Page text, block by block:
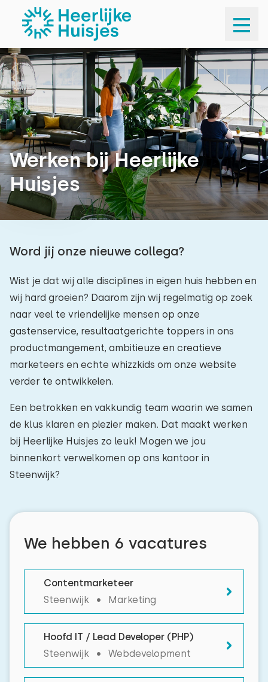
Werken bij Heerlijke
Huisjes
Word jij onze nieuwe collega?
Wist je dat wij alle disciplines in eigen huis hebben en
wij hard groeien? Daarom zijn wij regelmatig op zoek
naar veel te vriendelijke mensen op onze
gastenservice, resultaatgerichte toppers in ons
productmangement, ambitieuze en creatieve
marketeers en echte whizzkids om onze website
verder te ontwikkelen.
Een betrokken en vakkundig team waarin we samen
de klus klaren en plezier maken. Dat maakt werken
bij Heerlijke Huisjes zo leuk! Mogen we jou
binnenkort verwelkomen op ons kantoor in
Steenwijk?
We hebben 6 vacatures
Contentmarketeer
Steenwijk • Marketing
Hoofd IT / Lead Developer (PHP)
Steenwijk • Webdevelopment